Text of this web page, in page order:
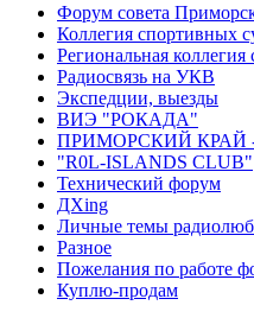
Форум совета
Коллегия спортивных
Региональная
Радиосвязь на УКВ
Экспедции, выезды
ВИЭ "РОКАДА"
ПРИМОРСКИЙ КРАЙ
"R0L-ISLANDS CLUB"
Технический форум
ДХing
Личные темы
Разное
Пожелания по работе
Куплю-продам